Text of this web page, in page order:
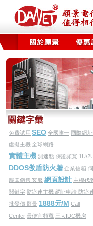
免費試用 SEO 全國唯一 國際網址
虛擬主機 全球網路
實體主機 測速點 保證頻寬 1U/2U
DDOS傲盾防火牆 企業信箱 伺
服器銷售 客服 網頁設計 主機代
關鍵字 防盜連主機 網址申請 防盜
批發價 願景 1888元/M Call
Center 最便宜頻寬 三大IDC機房